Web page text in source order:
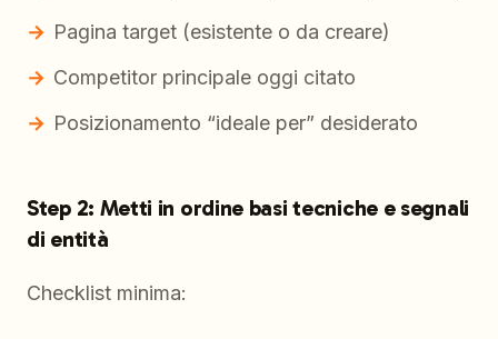
Pagina target (esistente o da creare)
Competitor principale oggi citato
Posizionamento “ideale per” desiderato
Step 2: Metti in ordine basi tecniche e segnali
di entità
Checklist minima: